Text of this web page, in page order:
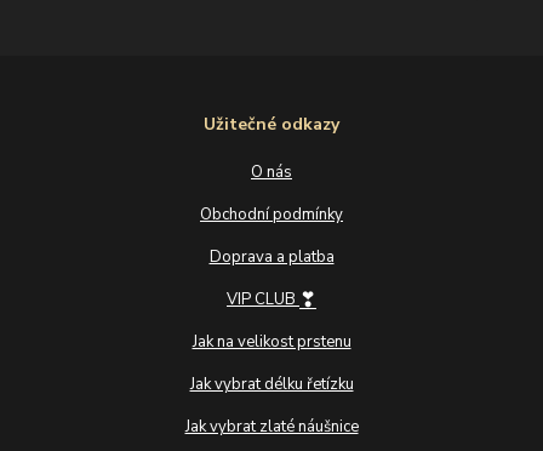
Užitečné odkazy
O nás
Obchodní podmínky
Doprava a platba
VIP CLUB ❣
Jak na velikost prstenu
Jak vybrat délku řetízku
Jak vybrat zlaté náušnice